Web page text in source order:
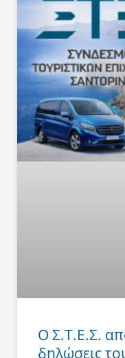
Ο Σ.Τ.Ε.Σ.
δηλώσεις